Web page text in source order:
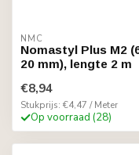
NMC
Nomastyl Plus M2
20 mm), lengte 2 m
€8,94
Stukprijs: €4,47 / Meter
Op voorraad (28)